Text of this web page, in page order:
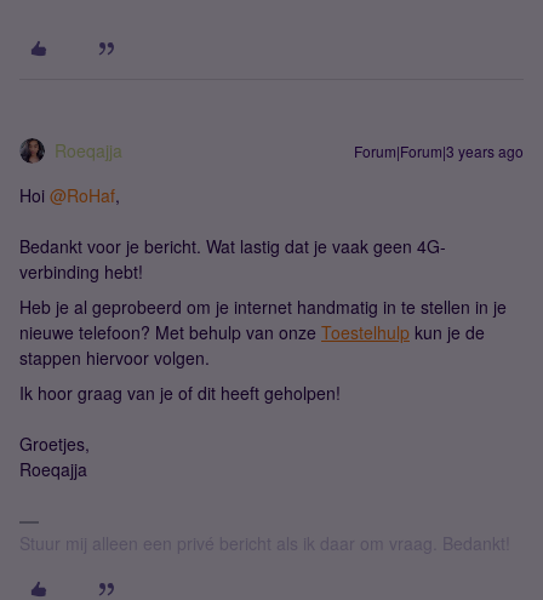
Roeqajja Forum|Forum|3 years ago
Hoi @RoHaf,
Bedankt voor je bericht. Wat lastig dat je vaak geen 4G-
verbinding hebt!
Heb je al geprobeerd om je internet handmatig in te stellen in je
nieuwe telefoon? Met behulp van onze Toestelhulp kun je de
stappen hiervoor volgen.
Ik hoor graag van je of dit heeft geholpen!
Groetjes,
Roeqajja
Stuur mij alleen een privé bericht als ik daar om vraag. Bedankt!